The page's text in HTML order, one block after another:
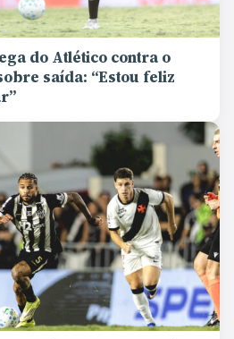
do Atlético contra o
saída: “Estou feliz